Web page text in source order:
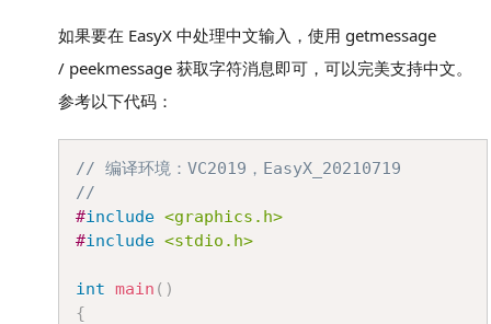
如果要在 EasyX 中处理中文输入，使用 getmessage
/ peekmessage 获取字符消息即可，可以完美支持中文。
参考以下代码：
// 编译环境：VC2019，EasyX_20210719
//
#include <graphics.h>
#include <stdio.h>
int main ( )
{